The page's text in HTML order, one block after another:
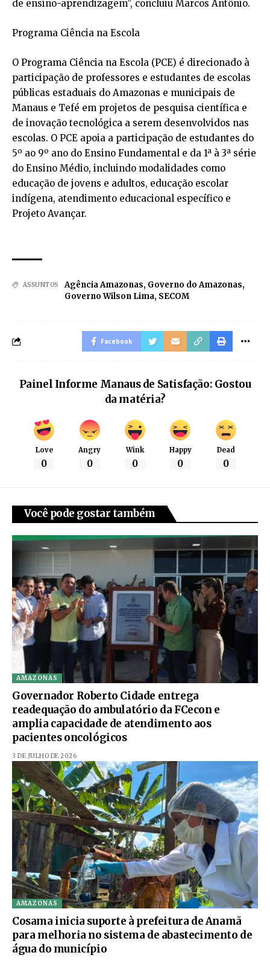
de ensino-aprendizagem”, concluiu Marcos Antônio.
Programa Ciência na Escola
O Programa Ciência na Escola (PCE) é direcionado à
participação de professores e estudantes de escolas
públicas estaduais do Amazonas e municipais de
Manaus e Tefé em projetos de pesquisa científica e
de inovação tecnológica a serem desenvolvidos nas
escolas. O PCE apoia a participação de estudantes do
5º ao 9º ano do Ensino Fundamental e da 1ª à 3ª série
do Ensino Médio, incluindo modalidades como
educação de jovens e adultos, educação escolar
indígena, atendimento educacional específico e
Projeto Avançar.
ASSUNTOS Agência Amazonas, Governo do Amazonas,
Governo Wilson Lima, SECOM
Facebook
Painel Informe Manaus de Satisfação: Gostou
da matéria?
Love
0
Angry
0
Wink
0
Happy
0
Dead
0
Você pode gostar também
AMAZONAS
Governador Roberto Cidade entrega
readequação do ambulatório da FCecon e
amplia capacidade de atendimento aos
pacientes oncológicos
3 DE JULHO DE 2026
AMAZONAS
Cosama inicia suporte à prefeitura de Anamã
para melhoria no sistema de abastecimento de
água do município